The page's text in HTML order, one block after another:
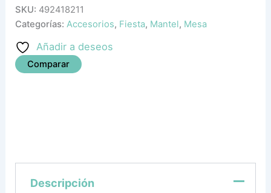
SKU: 492418211
Categorías:Accesorios, Fiesta, Mantel, Mesa
Añadir a deseos
Comparar
Descripción